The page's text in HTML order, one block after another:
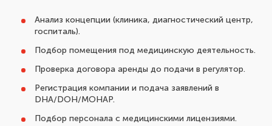
Анализ концепции (клиника, диагностический центр,
госпиталь).
Подбор помещения под медицинскую деятельность.
Проверка договора аренды до подачи в регулятор.
Регистрация компании и подача заявлений в
DHA/DOH/MOHAP.
Подбор персонала с медицинскими лицензиями.